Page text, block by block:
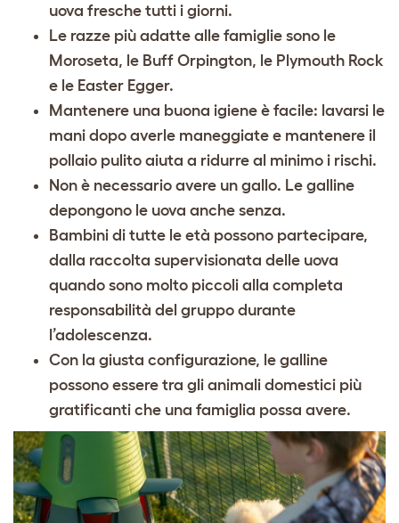
uova fresche tutti i giorni.
Le razze più adatte alle famiglie sono le
Moroseta, le Buff Orpington, le Plymouth Rock
e le Easter Egger.
Mantenere una buona igiene è facile: lavarsi le
mani dopo averle maneggiate e mantenere il
pollaio pulito aiuta a ridurre al minimo i rischi.
Non è necessario avere un gallo. Le galline
depongono le uova anche senza.
Bambini di tutte le età possono partecipare,
dalla raccolta supervisionata delle uova
quando sono molto piccoli alla completa
responsabilità del gruppo durante
l’adolescenza.
Con la giusta configurazione, le galline
possono essere tra gli animali domestici più
gratificanti che una famiglia possa avere.